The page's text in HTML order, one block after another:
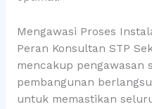
Mengawasi Proses
Peran Konsultan STP
mencakup pengawasan
pembangunan
untuk memastikan